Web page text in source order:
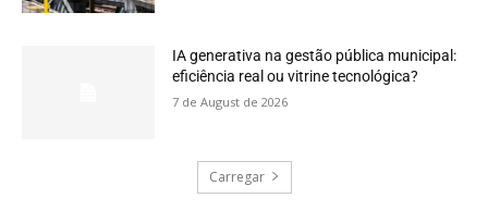
IA generativa na gestão pública municipal:
eficiência real ou vitrine tecnológica?
7 de August de 2026
Carregar